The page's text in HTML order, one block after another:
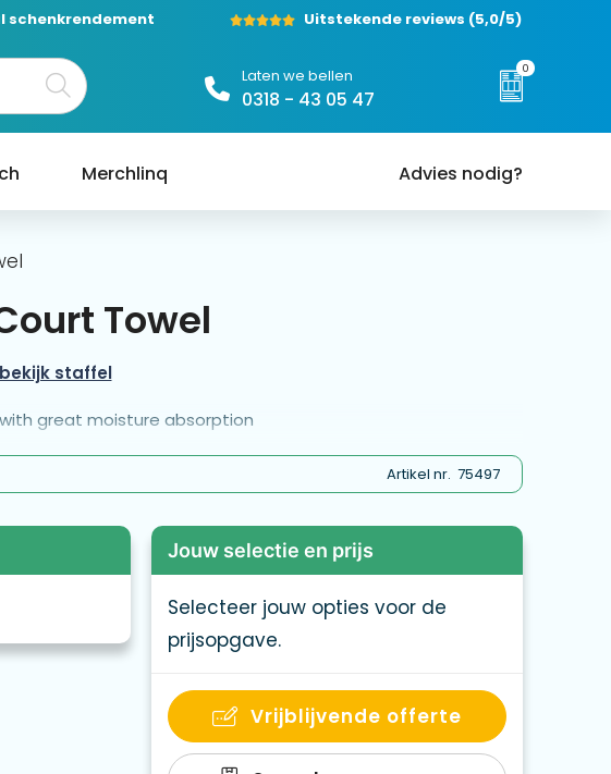
schenkrendement Uitstekende reviews (5,0/5)
Laten we bellen
0318 - 43 05 47
0
Merchlinq Advies nodig?
Towel
bekijk staffel
great moisture absorption
Artikel nr. 75497
Jouw selectie en prijs
Selecteer jouw opties voor de
prijsopgave.
Vrijblijvende offerte